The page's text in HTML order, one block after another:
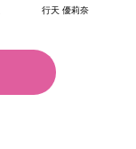
行天 優莉奈